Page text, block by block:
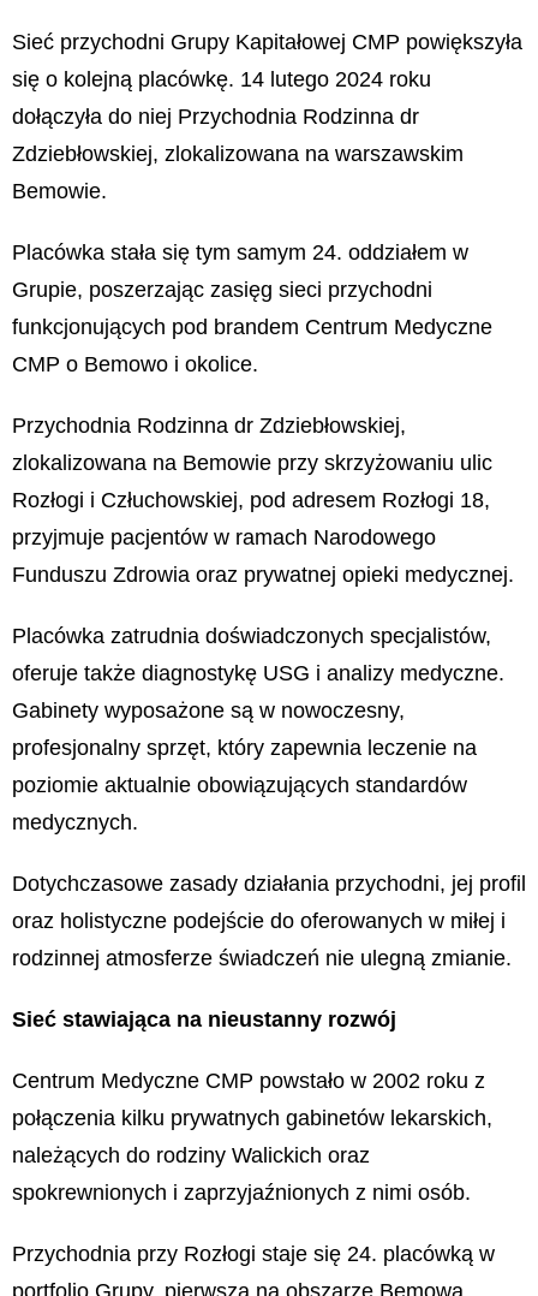
Sieć przychodni Grupy Kapitałowej CMP powiększyła
się o kolejną placówkę. 14 lutego 2024 roku
dołączyła do niej Przychodnia Rodzinna dr
Zdziebłowskiej, zlokalizowana na warszawskim
Bemowie.
Placówka stała się tym samym 24. oddziałem w
Grupie, poszerzając zasięg sieci przychodni
funkcjonujących pod brandem Centrum Medyczne
CMP o Bemowo i okolice.
Przychodnia Rodzinna dr Zdziebłowskiej,
zlokalizowana na Bemowie przy skrzyżowaniu ulic
Rozłogi i Człuchowskiej, pod adresem Rozłogi 18,
przyjmuje pacjentów w ramach Narodowego
Funduszu Zdrowia oraz prywatnej opieki medycznej.
Placówka zatrudnia doświadczonych specjalistów,
oferuje także diagnostykę USG i analizy medyczne.
Gabinety wyposażone są w nowoczesny,
profesjonalny sprzęt, który zapewnia leczenie na
poziomie aktualnie obowiązujących standardów
medycznych.
Dotychczasowe zasady działania przychodni, jej profil
oraz holistyczne podejście do oferowanych w miłej i
rodzinnej atmosferze świadczeń nie ulegną zmianie.
Sieć stawiająca na nieustanny rozwój
Centrum Medyczne CMP powstało w 2002 roku z
połączenia kilku prywatnych gabinetów lekarskich,
należących do rodziny Walickich oraz
spokrewnionych i zaprzyjaźnionych z nimi osób.
Przychodnia przy Rozłogi staje się 24. placówką w
portfolio Grupy, pierwszą na obszarze Bemowa.